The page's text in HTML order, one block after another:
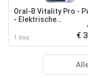
Oral-B Vitality Pro -
- Elektrische
Ontworpen door
1 dag €